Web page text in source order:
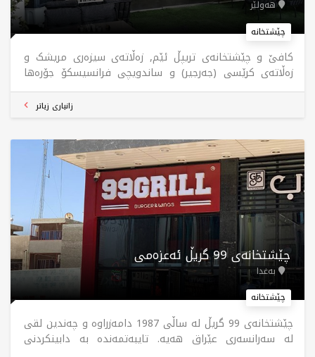
هەولێر
چێشتخانە
کافێ و چێشتخانەی تریپڵ ئێم, زەڵاتەی سيزەرى مریشک و
زەڵاتەی کرێسی (جەرجير) و ساندویچی فرانسیسکۆ جۆرەها
خواردن پێشکەش دەکات، هەروەها نێرگەلەی سروشتی
زانیاری زیاتر
چێشتخانەی 99 گریڵ ئەعزەمی
بەغدا
چێشتخانە
چێشتخانەی 99 گریڵ لە ساڵی 1987 دامەزراوە و چەندین لقی
لە سەرانسەری عێراق هەیە. تایبەتمەندە بە دابینکردنی